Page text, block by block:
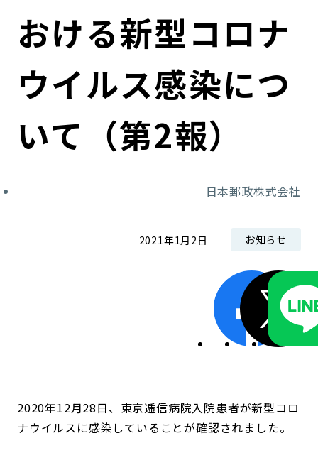
コンダクト向上の取組み
ローカル共創イニシアティブ
財務情報・IR資料
IRニュース
持続可能な金融のフレームワーク
環境
おける新型コロナ
ウイルス感染につ
いて（第2報）
日本郵政株式会社
2021年1月2日 お知らせ
2020年12月28日、東京逓信病院入院患者が新型コロ
ナウイルスに感染していることが確認されました。